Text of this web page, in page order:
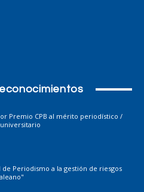
Premio CPB al mérito periodístico /
de Periodismo a la gestión de riesgos